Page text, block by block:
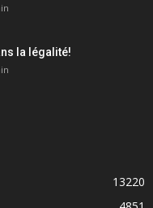
la légalité!
13220